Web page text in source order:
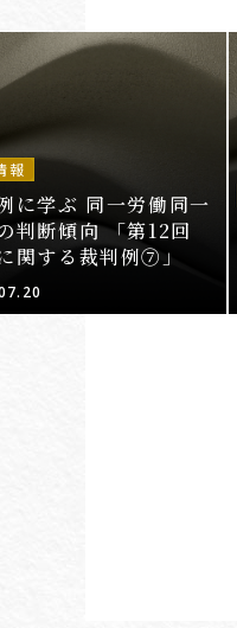
報
に学ぶ 同一労働同一
判断傾向 「第12回
関する裁判例⑦」